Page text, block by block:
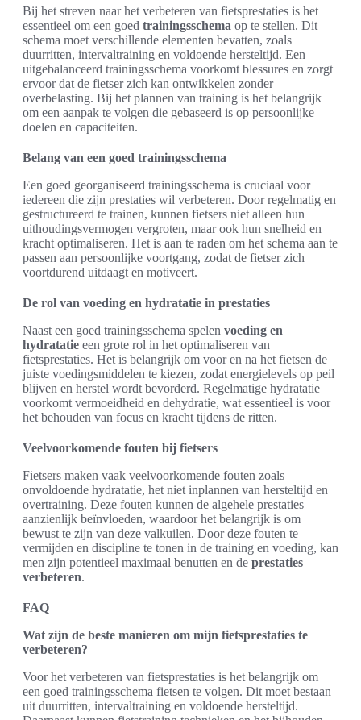
Bij het streven naar het verbeteren van fietsprestaties is het
essentieel om een goed trainingsschema op te stellen. Dit
schema moet verschillende elementen bevatten, zoals
duurritten, intervaltraining en voldoende hersteltijd. Een
uitgebalanceerd trainingsschema voorkomt blessures en zorgt
ervoor dat de fietser zich kan ontwikkelen zonder
overbelasting. Bij het plannen van training is het belangrijk
om een aanpak te volgen die gebaseerd is op persoonlijke
doelen en capaciteiten.
Belang van een goed trainingsschema
Een goed georganiseerd trainingsschema is cruciaal voor
iedereen die zijn prestaties wil verbeteren. Door regelmatig en
gestructureerd te trainen, kunnen fietsers niet alleen hun
uithoudingsvermogen vergroten, maar ook hun snelheid en
kracht optimaliseren. Het is aan te raden om het schema aan te
passen aan persoonlijke voortgang, zodat de fietser zich
voortdurend uitdaagt en motiveert.
De rol van voeding en hydratatie in prestaties
Naast een goed trainingsschema spelen voeding en
hydratatie een grote rol in het optimaliseren van
fietsprestaties. Het is belangrijk om voor en na het fietsen de
juiste voedingsmiddelen te kiezen, zodat energielevels op peil
blijven en herstel wordt bevorderd. Regelmatige hydratatie
voorkomt vermoeidheid en dehydratie, wat essentieel is voor
het behouden van focus en kracht tijdens de ritten.
Veelvoorkomende fouten bij fietsers
Fietsers maken vaak veelvoorkomende fouten zoals
onvoldoende hydratatie, het niet inplannen van hersteltijd en
overtraining. Deze fouten kunnen de algehele prestaties
aanzienlijk beïnvloeden, waardoor het belangrijk is om
bewust te zijn van deze valkuilen. Door deze fouten te
vermijden en discipline te tonen in de training en voeding, kan
men zijn potentieel maximaal benutten en de prestaties
verbeteren.
FAQ
Wat zijn de beste manieren om mijn fietsprestaties te
verbeteren?
Voor het verbeteren van fietsprestaties is het belangrijk om
een goed trainingsschema fietsen te volgen. Dit moet bestaan
uit duurritten, intervaltraining en voldoende hersteltijd.